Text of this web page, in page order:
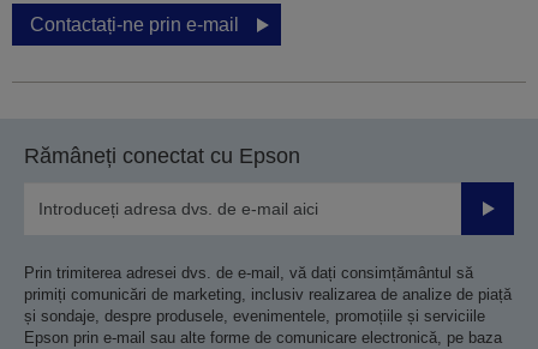
Contactați-ne prin e-mail
Rămâneți conectat cu Epson
Prin trimiterea adresei dvs. de e-mail, vă dați consimțământul să
primiți comunicări de marketing, inclusiv realizarea de analize de piață
și sondaje, despre produsele, evenimentele, promoțiile și serviciile
Epson prin e-mail sau alte forme de comunicare electronică, pe baza